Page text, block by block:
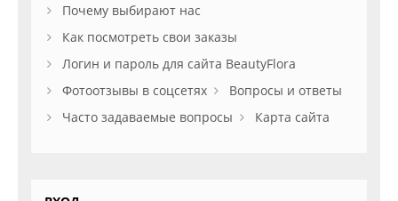
Почему выбирают нас
Как посмотреть свои заказы
Логин и пароль для сайта BeautyFlora
Фотоотзывы в соцсетях
Вопросы и ответы
Часто задаваемые вопросы
Карта сайта